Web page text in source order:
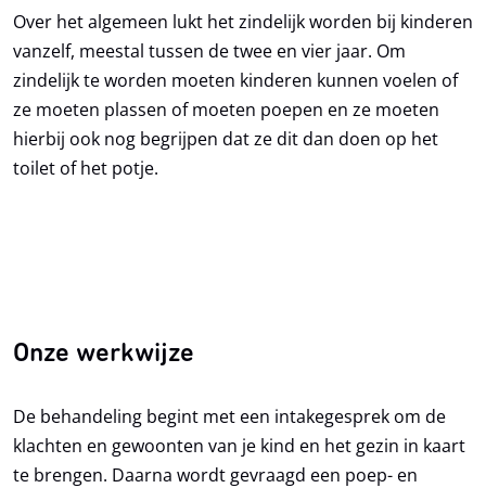
Over het algemeen lukt het zindelijk worden bij kinderen
vanzelf, meestal tussen de twee en vier jaar. Om
zindelijk te worden moeten kinderen kunnen voelen of
ze moeten plassen of moeten poepen en ze moeten
hierbij ook nog begrijpen dat ze dit dan doen op het
toilet of het potje.
Onze werkwijze
De behandeling begint met een intakegesprek om de
klachten en gewoonten van je kind en het gezin in kaart
te brengen. Daarna wordt gevraagd een poep- en